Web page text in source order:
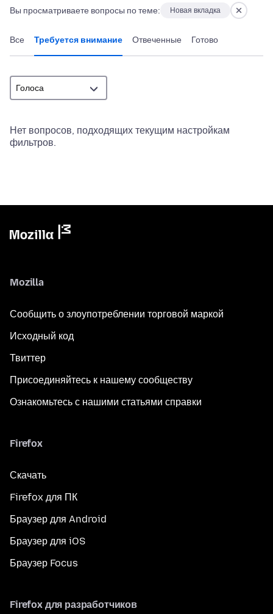
Вы просматриваете вопросы по теме: Новая вкладка
Все Требуется внимание Отвеченные Готово
Нет вопросов, подходящих текущим настройкам
фильтров.
Mozilla
Сообщить о злоупотреблении торговой маркой
Исходный код
Твиттер
Присоединяйтесь к нашему сообществу
Ознакомьтесь с нашими статьями справки
Firefox
Скачать
Firefox для ПК
Браузер для Android
Браузер для iOS
Браузер Focus
Firefox для разработчиков